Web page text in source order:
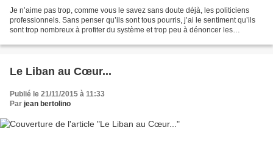
Je n’aime pas trop, comme vous le savez sans doute déjà, les politiciens
professionnels. Sans penser qu’ils sont tous pourris, j’ai le sentiment qu’ils
sont trop nombreux à profiter du système et trop peu à dénoncer les
Le Liban au Cœur...
Publié le 21/11/2015 à 11:33
Par jean bertolino